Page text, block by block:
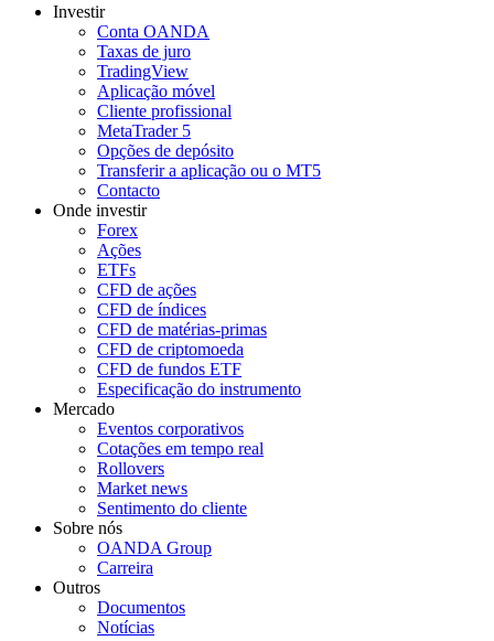
Investir
Conta OANDA
Taxas de juro
TradingView
Aplicação móvel
Cliente profissional
MetaTrader 5
Opções de depósito
Transferir a aplicação ou o MT5
Contacto
Onde investir
Forex
Ações
ETFs
CFD de ações
CFD de índices
CFD de matérias-primas
CFD de criptomoeda
CFD de fundos ETF
Especificação do instrumento
Mercado
Eventos corporativos
Cotações em tempo real
Rollovers
Market news
Sentimento do cliente
Sobre nós
OANDA Group
Carreira
Outros
Documentos
Notícias